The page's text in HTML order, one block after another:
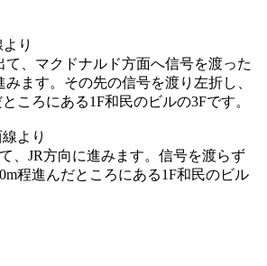
り
て、マクドナルド方面へ信号を渡った
みます。その先の信号を渡り左折し、
ころにある1F和民のビルの3Fです。
より
、JR方向に進みます。信号を渡らず
程進んだところにある1F和民のビル